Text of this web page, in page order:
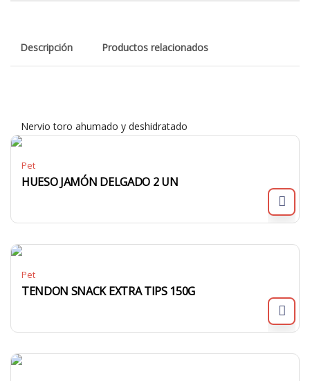
Descripción Productos relacionados
Nervio toro ahumado y deshidratado
Pet
HUESO JAMÓN DELGADO 2 UN
Pet
TENDON SNACK EXTRA TIPS 150G